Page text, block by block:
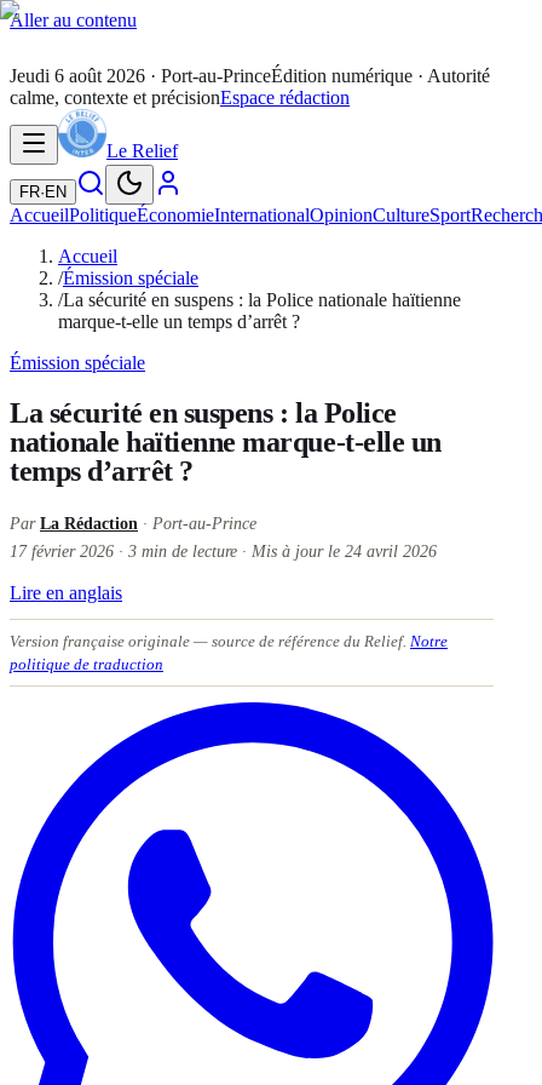
Aller au contenu
Jeudi 6 août 2026 · Port-au-PrinceÉdition numérique · Autorité
calme, contexte et précisionEspace rédaction
Le Relief
FR· EN
AccueilPolitiqueÉconomieInternationalOpinionCultureSport
Accueil
/Émission spéciale
/La sécurité en suspens : la Police nationale haïtienne
marque-t-elle un temps d’arrêt ?
Émission spéciale
La sécurité en suspens : la Police
nationale haïtienne marque-t-elle un
temps d’arrêt ?
Par La Rédaction · Port-au-Prince
17 février 2026 · 3 min de lecture · Mis à jour le 24 avril 2026
Lire en anglais
Version française originale — source de référence du Relief. Notre
politique de traduction